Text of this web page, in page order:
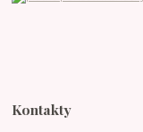
Kontakty